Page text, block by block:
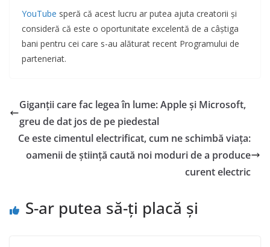
YouTube speră că acest lucru ar putea ajuta creatorii și
consideră că este o oportunitate excelentă de a câștiga
bani pentru cei care s-au alăturat recent Programului de
parteneriat.
Giganții care fac legea în lume: Apple și Microsoft,
greu de dat jos de pe piedestal
Ce este cimentul electrificat, cum ne schimbă viața:
oamenii de știință caută noi moduri de a produce
curent electric
S-ar putea să-ți placă și